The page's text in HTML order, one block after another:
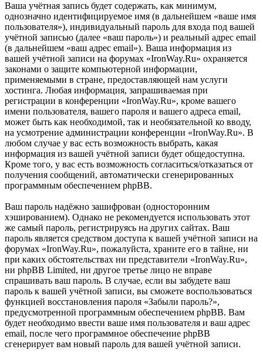
Ваша учётная запись будет содержать, как минимум,
однозначно идентифицируемое имя (в дальнейшем «ваше имя
пользователя»), индивидуальный пароль для входа под вашей
учётной записью (далее «ваш пароль») и реальный адрес email
(в дальнейшем «ваш адрес email»). Ваша информация из
вашей учётной записи на форумах «IronWay.Ru» охраняется
законами о защите компьютерной информации,
применяемыми в стране, предоставляющей нам услуги
хостинга. Любая информация, запрашиваемая при
регистрации в конференции «IronWay.Ru», кроме вашего
имени пользователя, вашего пароля и вашего адреса email,
может быть как необходимой, так и необязательной ко вводу,
на усмотрение администрации конференции «IronWay.Ru». В
любом случае у вас есть возможность выбрать, какая
информация из вашей учётной записи будет общедоступна.
Кроме того, у вас есть возможность согласиться/отказаться от
получения сообщений, автоматически сгенерированных
программным обеспечением phpBB.
Ваш пароль надёжно зашифрован (односторонним
хэшированием). Однако не рекомендуется использовать этот
же самый пароль, регистрируясь на других сайтах. Ваш
пароль является средством доступа к вашей учётной записи на
форумах «IronWay.Ru», пожалуйста, храните его в тайне, ни
при каких обстоятельствах ни представители «IronWay.Ru»,
ни phpBB Limited, ни другое третье лицо не вправе
спрашивать ваш пароль. В случае, если вы забудете ваш
пароль к вашей учётной записи, вы сможете воспользоваться
функцией восстановления пароля «Забыли пароль?»,
предусмотренной программным обеспечением phpBB. Вам
будет необходимо ввести ваше имя пользователя и ваш адрес
email, после чего программное обеспечение phpBB
сгенерирует вам новый пароль для вашей учётной записи.